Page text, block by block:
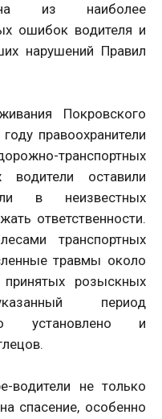
из наиболее
ошибок водителя и
нарушений Правил
Покровского
правоохранители
транспортных
оставили
в неизвестных
ответственности.
транспортных
травмы около
розыскных
период
установлено и
водители не только
спасение, особенно